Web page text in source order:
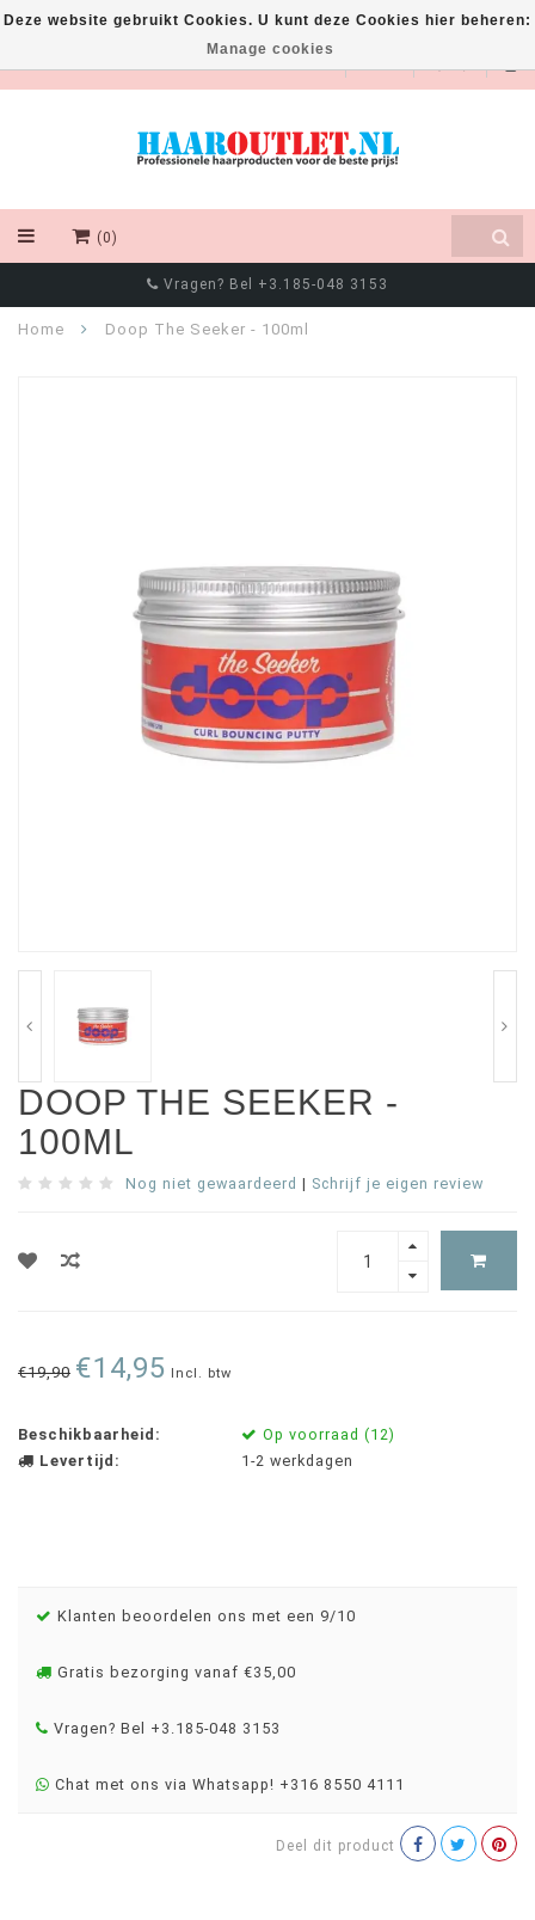
EUR
(0)
Vragen? Bel +3.185-048 3153
Home Doop The Seeker - 100ml
DOOP THE SEEKER -
100ML
Nog niet gewaardeerd | Schrijf je eigen review
€19,90 €14,95 Incl. btw
Beschikbaarheid:
Op voorraad (12)
Levertijd:
1-2 werkdagen
Klanten beoordelen ons met een 9/10
Gratis bezorging vanaf €35,00
Vragen? Bel +3.185-048 3153
Chat met ons via Whatsapp! +316 8550 4111
Deel dit product
Deze website gebruikt Cookies. U kunt deze Cookies hier beheren:
Manage cookies